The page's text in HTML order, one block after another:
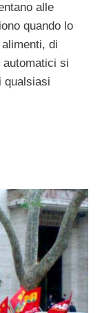
alle
quando lo
di
si
qualsiasi